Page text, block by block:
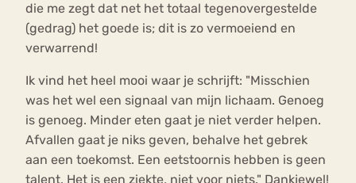
die me zegt dat net het totaal tegenovergestelde
(gedrag) het goede is; dit is zo vermoeiend en
verwarrend!
Ik vind het heel mooi waar je schrijft: "Misschien
was het wel een signaal van mijn lichaam. Genoeg
is genoeg. Minder eten gaat je niet verder helpen.
Afvallen gaat je niks geven, behalve het gebrek
aan een toekomst. Een eetstoornis hebben is geen
talent. Het is een ziekte, niet voor niets." Dankjewel!